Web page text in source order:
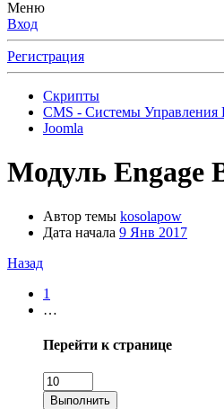
Меню
Вход
Регистрация
Скрипты
CMS - Системы Управления
Joomla
Модуль Engage
Автор темы kosolapow
Дата начала 9 Янв 2017
Назад
1
…
Перейти к странице
Выполнить